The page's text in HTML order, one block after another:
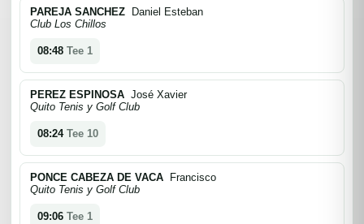
PAREJA SANCHEZ Daniel Esteban
Club Los Chillos
08:48 Tee 1
PEREZ ESPINOSA José Xavier
Quito Tenis y Golf Club
08:24 Tee 10
PONCE CABEZA DE VACA Francisco
Quito Tenis y Golf Club
09:06 Tee 1